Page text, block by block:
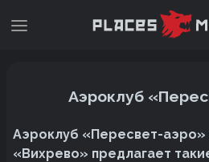
Аэроклуб
Аэроклуб «Пересвет-
«Вихрево» предлагает